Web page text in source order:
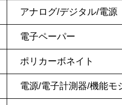
アナログ/デジタル/電源
電子ペーパー
ポリカーボネイト
電源/電子計測器/機能モ